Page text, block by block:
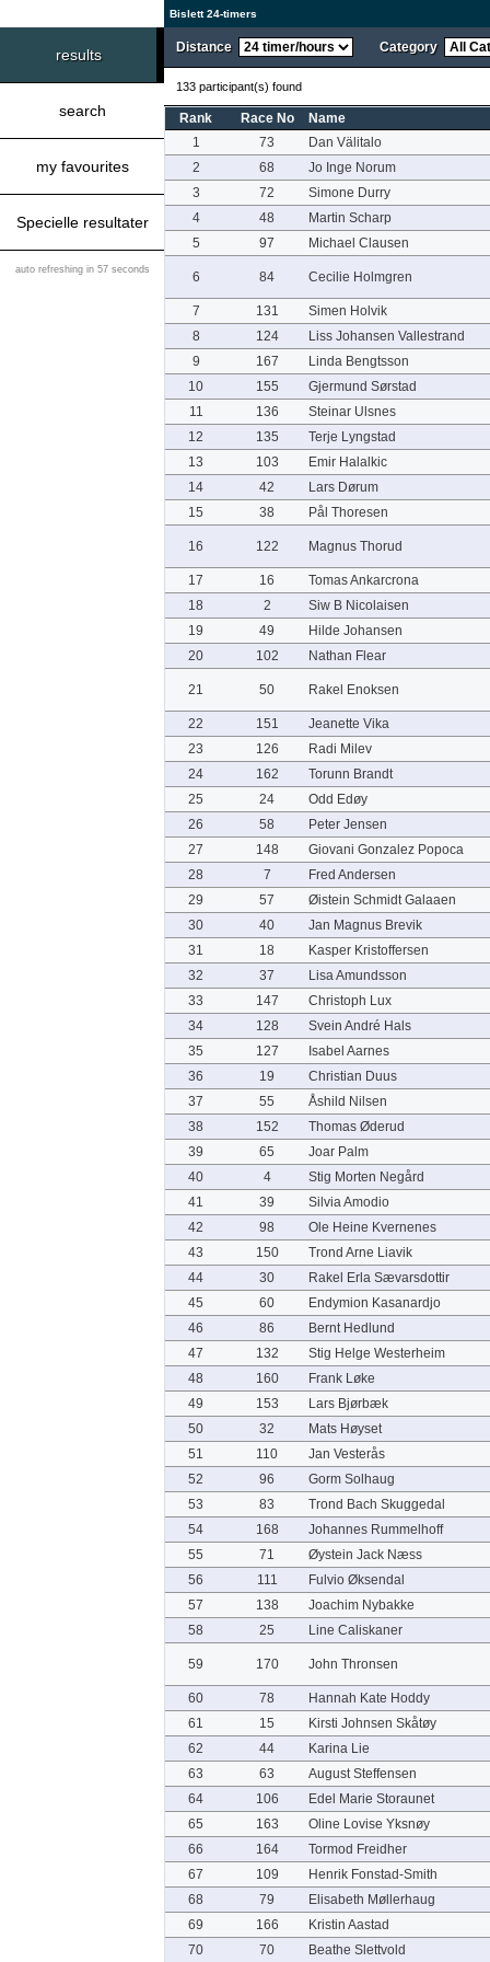
Bislett 24-timers
results
search
my favourites
Specielle resultater
auto refreshing in 57 seconds
Distance Category
133 participant(s) found
Rank Race No
Name
1
73
Dan Välitalo
2
68
Jo Inge Norum
3
72
Simone Durry
4
48
Martin Scharp
5
97 Michael Clausen
6 84 Cecilie Holmgren
7 131
Simen Holvik
8
124
Liss Johansen Vallestrand
9
167
Linda Bengtsson
10
155
Gjermund Sørstad
11
136
Steinar Ulsnes
12
135
Terje Lyngstad
13
103
Emir Halalkic
14
42
Lars Dørum
15
38 Pål Thoresen
16 122 Magnus Thorud
17 16
Tomas Ankarcrona
18
2
Siw B Nicolaisen
19
49
Hilde Johansen
20
102 Nathan Flear
21 50 Rakel Enoksen
22 151
Jeanette Vika
23
126
Radi Milev
24
162
Torunn Brandt
25
24
Odd Edøy
26
58
Peter Jensen
27
148
Giovani Gonzalez Popoca
28
7
Fred Andersen
29
57
Øistein Schmidt Galaaen
30
40
Jan Magnus Brevik
31
18
Kasper Kristoffersen
32
37
Lisa Amundsson
33
147
Christoph Lux
34
128
Svein André Hals
35
127
Isabel Aarnes
36
19
Christian Duus
37
55
Åshild Nilsen
38
152
Thomas Øderud
39
65
Joar Palm
40
4
Stig Morten Negård
41
39
Silvia Amodio
42
98
Ole Heine Kvernenes
43
150
Trond Arne Liavik
44
30
Rakel Erla Sævarsdottir
45
60
Endymion Kasanardjo
46
86
Bernt Hedlund
47
132
Stig Helge Westerheim
48
160
Frank Løke
49
153
Lars Bjørbæk
50
32
Mats Høyset
51
110
Jan Vesterås
52
96
Gorm Solhaug
53
83
Trond Bach Skuggedal
54
168
Johannes Rummelhoff
55
71
Øystein Jack Næss
56
111
Fulvio Øksendal
57
138
Joachim Nybakke
58
25 Line Caliskaner
59 170 John Thronsen
60 78
Hannah Kate Hoddy
61
15
Kirsti Johnsen Skåtøy
62
44
Karina Lie
63
63
August Steffensen
64
106
Edel Marie Storaunet
65
163
Oline Lovise Yksnøy
66
164
Tormod Freidher
67
109
Henrik Fonstad-Smith
68
79
Elisabeth Møllerhaug
69
166
Kristin Aastad
70
70 Beathe Slettvold